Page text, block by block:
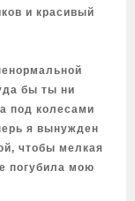
и красивый
бы ты ни
под колесами
я вынужден
чтобы мелкая
погубила мою